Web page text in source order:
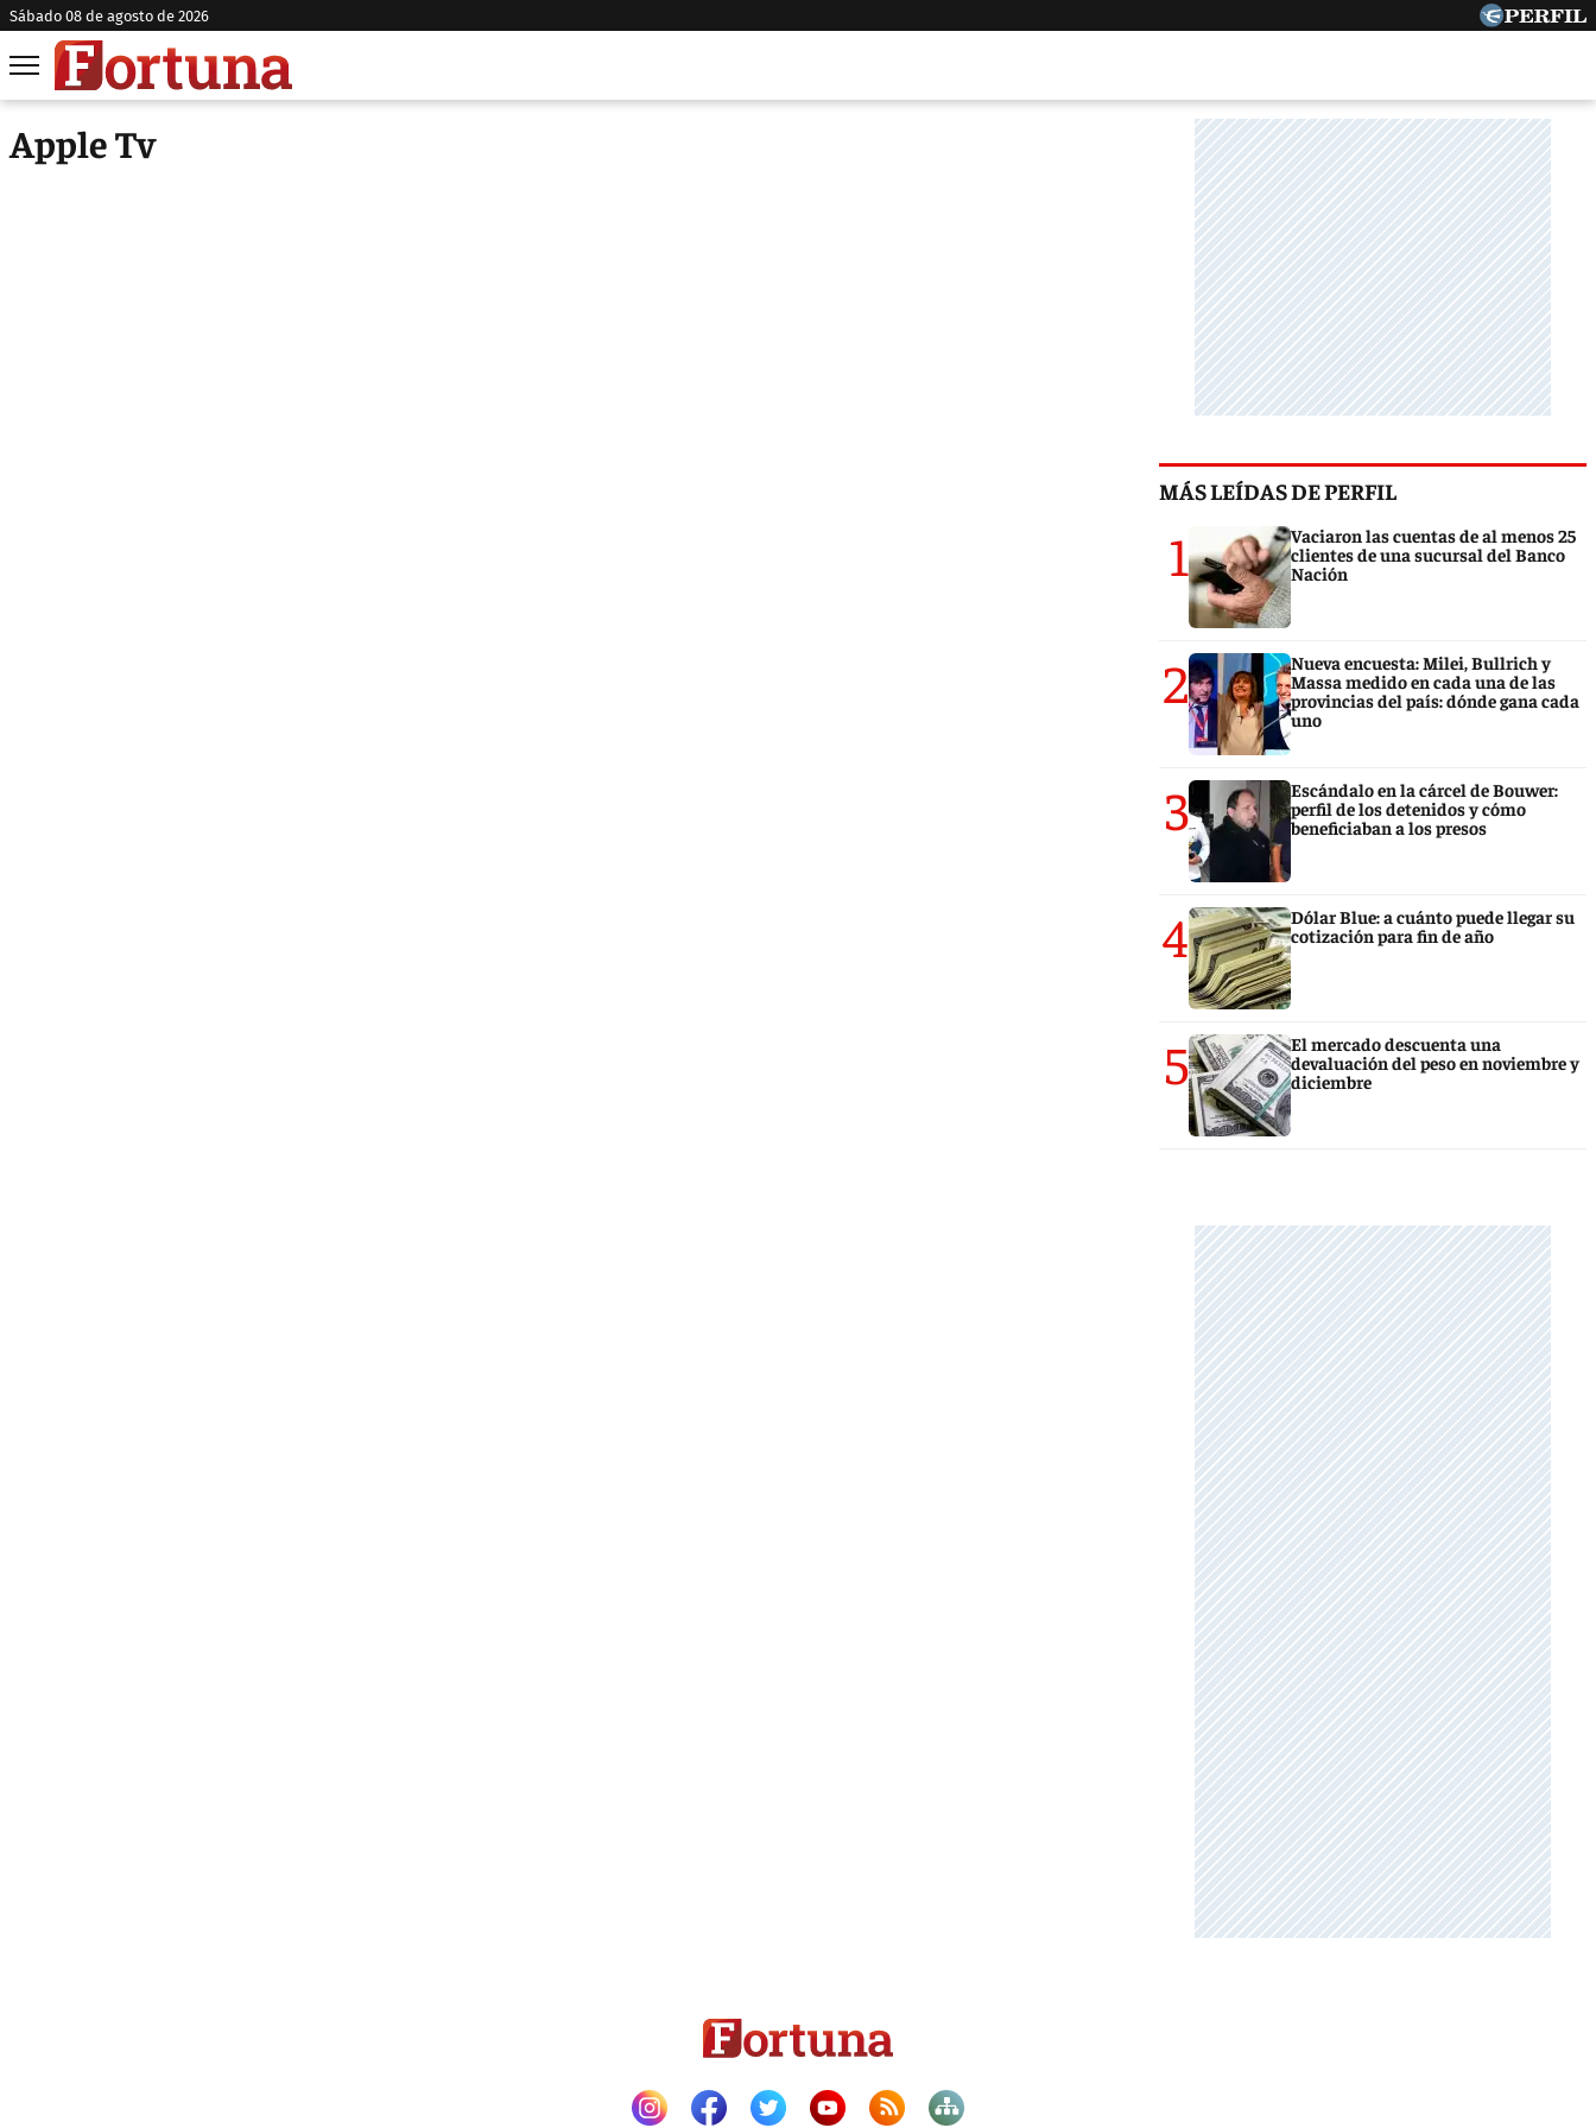
sábado 08 de agosto de 2026
Apple Tv
MÁS LEÍDAS DE PERFIL
1
Vaciaron las cuentas de al menos 25
clientes de una sucursal del Banco
Nación
2
Nueva encuesta: Milei, Bullrich y
Massa medido en cada una de las
provincias del país: dónde gana cada
uno
3
Escándalo en la cárcel de Bouwer:
perfil de los detenidos y cómo
beneficiaban a los presos
4
Dólar Blue: a cuánto puede llegar su
cotización para fin de año
5
El mercado descuenta una
devaluación del peso en noviembre y
diciembre